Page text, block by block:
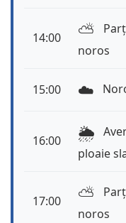
14:00 ⛅️
noros
15:00 ☁️
16:00 🌦️
ploaie
17:00 ⛅️
noros